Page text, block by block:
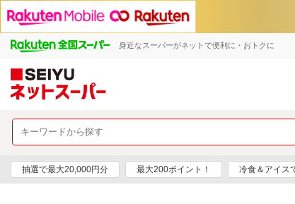
身近なスーパーがネットで便利に・おトクに
抽選で最大20,000円分 最大200ポイント！ 冷食＆アイス